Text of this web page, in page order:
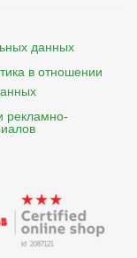
данных
в отношении
рекламно-